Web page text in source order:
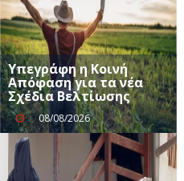
Υπεγράφη η Κοινή
Απόφαση για τα νέα
Σχέδια Βελτίωσης
08/08/2026